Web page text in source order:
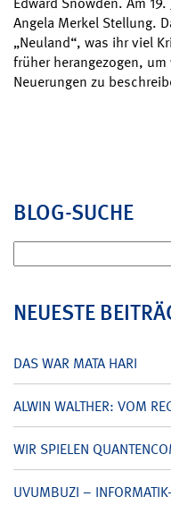
Angela Merkel Stellung.
„Neuland“, was ihr viel
früher herangezogen,
Neuerungen zu
BLOG-SUCHE
nach:
NEUESTE
DAS WAR MATA HARI
ALWIN WALTHER: VOM
WIR SPIELEN
UVUMBUZI –